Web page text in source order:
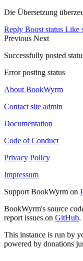
Die Übersetzung
Reply Boost status Like
Previous Next
Successfully posted
Error posting status
About BookWyrm
Contact site admin
Documentation
Code of Conduct
Privacy Policy
Impressum
Support BookWyrm on
BookWyrm's source
report issues on GitHub.
This instance is run by
powered by donations